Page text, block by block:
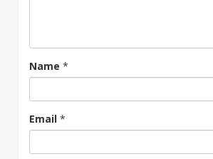
Name *
Email *